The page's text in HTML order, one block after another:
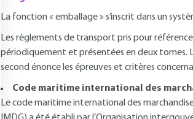
La fonction « emballage » s’inscrit dans un
Les règlements de transport pris pour
périodiquement et présentées en deux tomes.
second énonce les épreuves et critères
Code maritime international des
Le code maritime international des